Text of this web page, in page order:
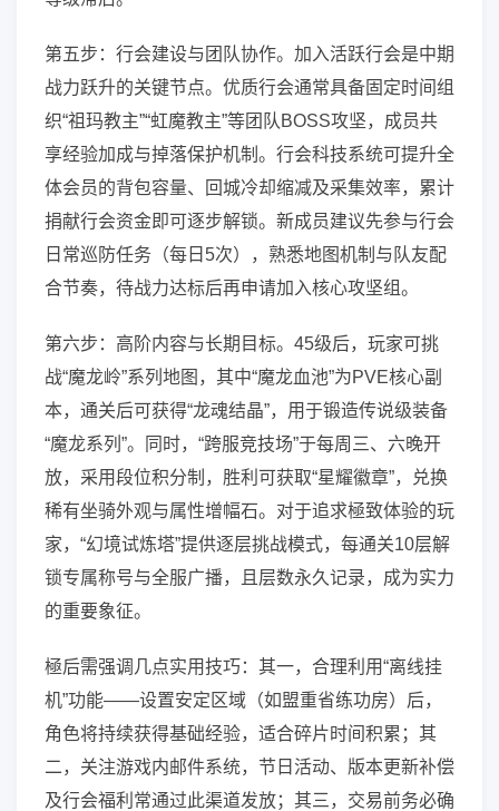
第五步：行会建设与团队协作。加入活跃行会是中期
战力跃升的关键节点。优质行会通常具备固定时间组
织“祖玛教主”“虹魔教主”等团队BOSS攻坚，成员共
享经验加成与掉落保护机制。行会科技系统可提升全
体会员的背包容量、回城冷却缩减及采集效率，累计
捐献行会资金即可逐步解锁。新成员建议先参与行会
日常巡防任务（每日5次），熟悉地图机制与队友配
合节奏，待战力达标后再申请加入核心攻坚组。
第六步：高阶内容与长期目标。45级后，玩家可挑
战“魔龙岭”系列地图，其中“魔龙血池”为PVE核心副
本，通关后可获得“龙魂结晶”，用于锻造传说级装备
“魔龙系列”。同时，“跨服竞技场”于每周三、六晚开
放，采用段位积分制，胜利可获取“星耀徽章”，兑换
稀有坐骑外观与属性增幅石。对于追求極致体验的玩
家，“幻境试炼塔”提供逐层挑战模式，每通关10层解
锁专属称号与全服广播，且层数永久记录，成为实力
的重要象征。
極后需强调几点实用技巧：其一，合理利用“离线挂
机”功能——设置安定区域（如盟重省练功房）后，
角色将持续获得基础经验，适合碎片时间积累；其
二，关注游戏内邮件系统，节日活动、版本更新补偿
及行会福利常通过此渠道发放；其三，交易前务必确